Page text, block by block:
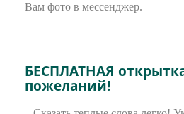
Вам фото в мессенджер.
БЕСПЛАТНАЯ
пожеланий!